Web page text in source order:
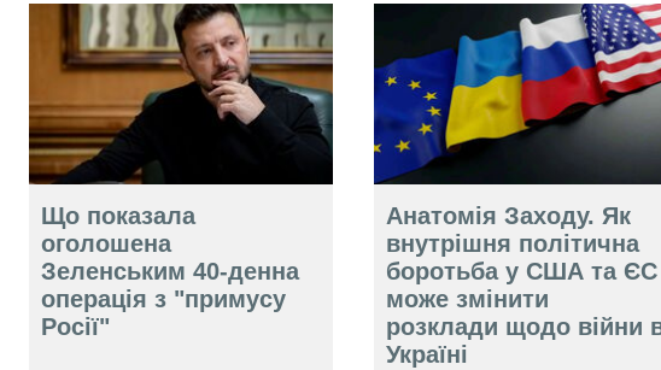
Що показала
оголошена
Зеленським 40-денна
операція з "примусу
Росії"
Анатомія Заходу. Як
внутрішня політична
боротьба у США та ЄС
може змінити
розклади щодо війни
Україні